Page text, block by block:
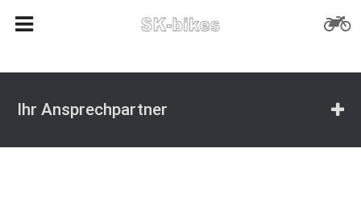
Ihr Ansprechpartner